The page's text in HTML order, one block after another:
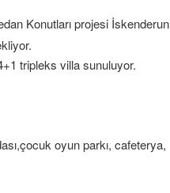
Konutları projesi İskenderun
tripleks villa sunuluyor.
oyun parkı, cafeterya,